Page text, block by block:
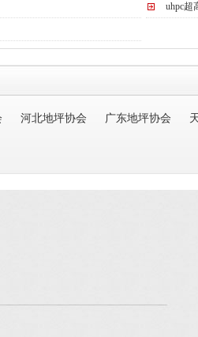
uhpc超
河北地坪协会 广东地坪协会